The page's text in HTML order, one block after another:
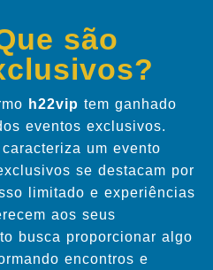
são
h22vip tem ganhado
eventos exclusivos.
um evento
se destacam por
limitado e experiências
aos seus
busca proporcionar algo
encontros e